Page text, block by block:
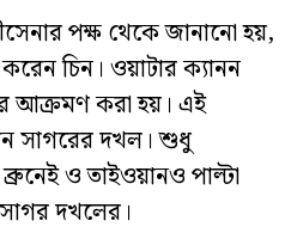
পক্ষ থেকে জানানো হয়,
চিন। ওয়াটার ক্যানন
আক্রমণ করা হয়। এই
সাগরের দখল। শুধু
ও তাইওয়ানও পাল্টা
সাগর দখলের।